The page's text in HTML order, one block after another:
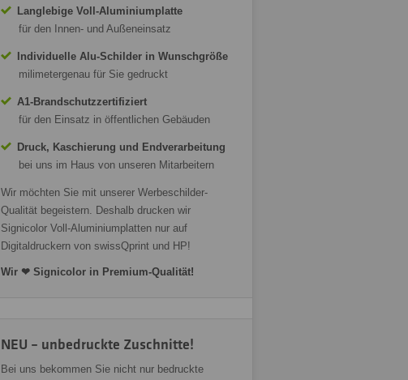
Langlebige Voll-Aluminiumplatte
für den Innen- und Außeneinsatz
Individuelle Alu-Schilder in Wunschgröße
milimetergenau für Sie gedruckt
A1-Brandschutzzertifiziert
für den Einsatz in öffentlichen Gebäuden
Druck, Kaschierung und Endverarbeitung
bei uns im Haus von unseren Mitarbeitern
Wir möchten Sie mit unserer Werbeschilder-
Qualität begeistern. Deshalb drucken wir
Signicolor Voll-Aluminiumplatten nur auf
Digitaldruckern von swissQprint und HP!
Wir ❤ Signicolor in Premium-Qualität!
NEU – unbedruckte Zuschnitte!
Bei uns bekommen Sie nicht nur bedruckte